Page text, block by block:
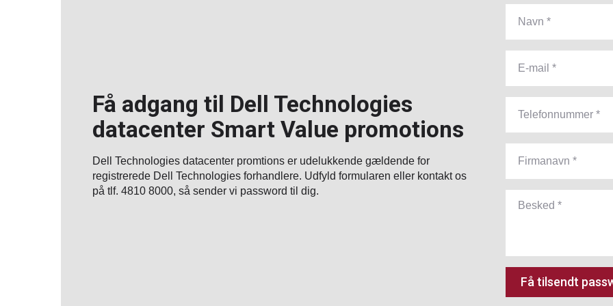
Få adgang til Dell Technologies
datacenter Smart Value promotions
Dell Technologies datacenter promtions er udelukkende gældende for
registrerede Dell Technologies forhandlere. Udfyld formularen eller kontakt os
på tlf. 4810 8000, så sender vi password til dig.
Få tilsendt